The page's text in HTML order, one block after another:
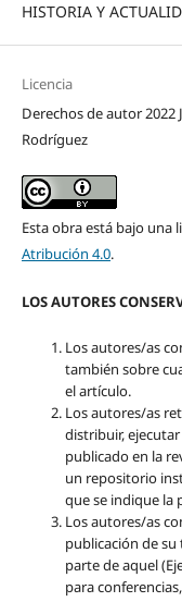
HISTORIA Y
Licencia
Derechos de autor 2022
Rodríguez
Esta obra está bajo una
Atribución 4.0.
LOS AUTORES
Los autores/as
también sobre
el artículo.
Los autores/as
distribuir,
publicado en la
un repositorio
que se indique la
Los autores/as
publicación de
parte de aquel
para